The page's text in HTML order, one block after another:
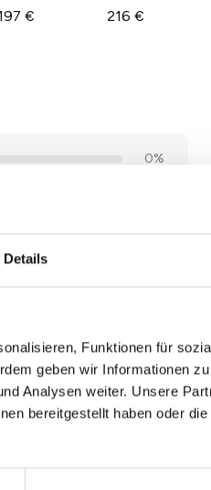
Details
Funktionen für
geben wir Informationen
Analysen weiter. Unsere
bereitgestellt haben oder
€ 216 €